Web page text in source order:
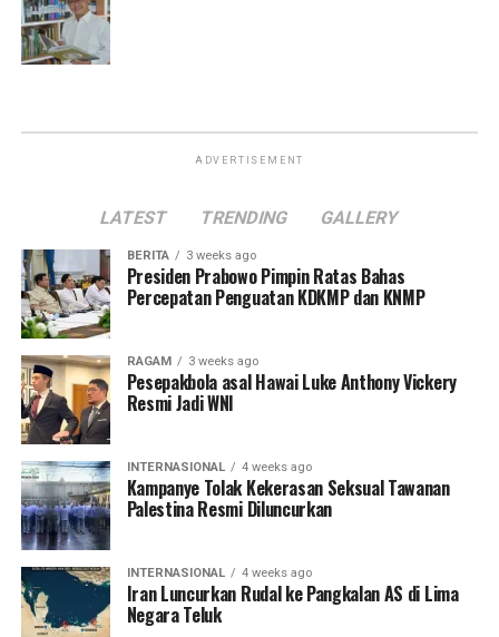
ADVERTISEMENT
LATEST TRENDING GALLERY
BERITA 3 weeks ago
Presiden Prabowo Pimpin Ratas Bahas
Percepatan Penguatan KDKMP dan KNMP
RAGAM 3 weeks ago
Pesepakbola asal Hawai Luke Anthony Vickery
Resmi Jadi WNI
INTERNASIONAL 4 weeks ago
Kampanye Tolak Kekerasan Seksual Tawanan
Palestina Resmi Diluncurkan
INTERNASIONAL 4 weeks ago
Iran Luncurkan Rudal ke Pangkalan AS di Lima
Negara Teluk